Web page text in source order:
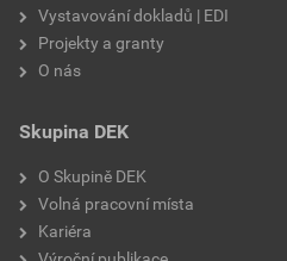
Vystavování dokladů | EDI
Projekty a granty
O nás
Skupina DEK
O Skupině DEK
Volná pracovní místa
Kariéra